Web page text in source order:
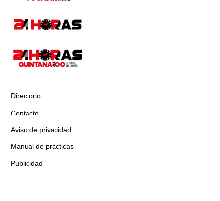
Directorio
Contacto
Aviso de privacidad
Manual de prácticas
Publicidad